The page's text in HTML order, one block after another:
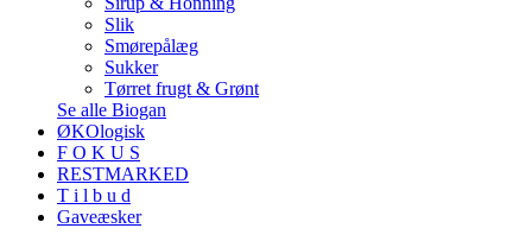
Slik
Smørepålæg
Sukker
Tørret frugt & Grønt
Se alle Biogan
ØKOlogisk
F O K U S
RESTMARKED
T i l b u d
Gaveæsker